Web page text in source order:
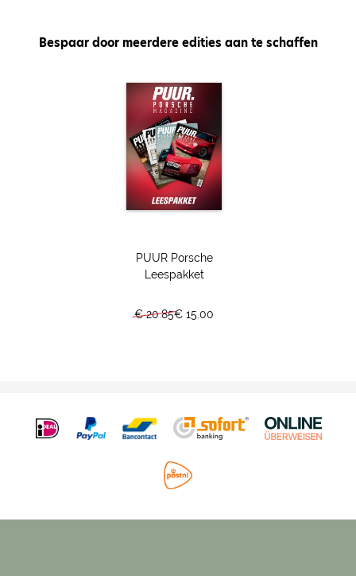
Bespaar door meerdere edities aan te schaffen
PUUR Porsche
Leespakket
€ 20.85€ 15.00